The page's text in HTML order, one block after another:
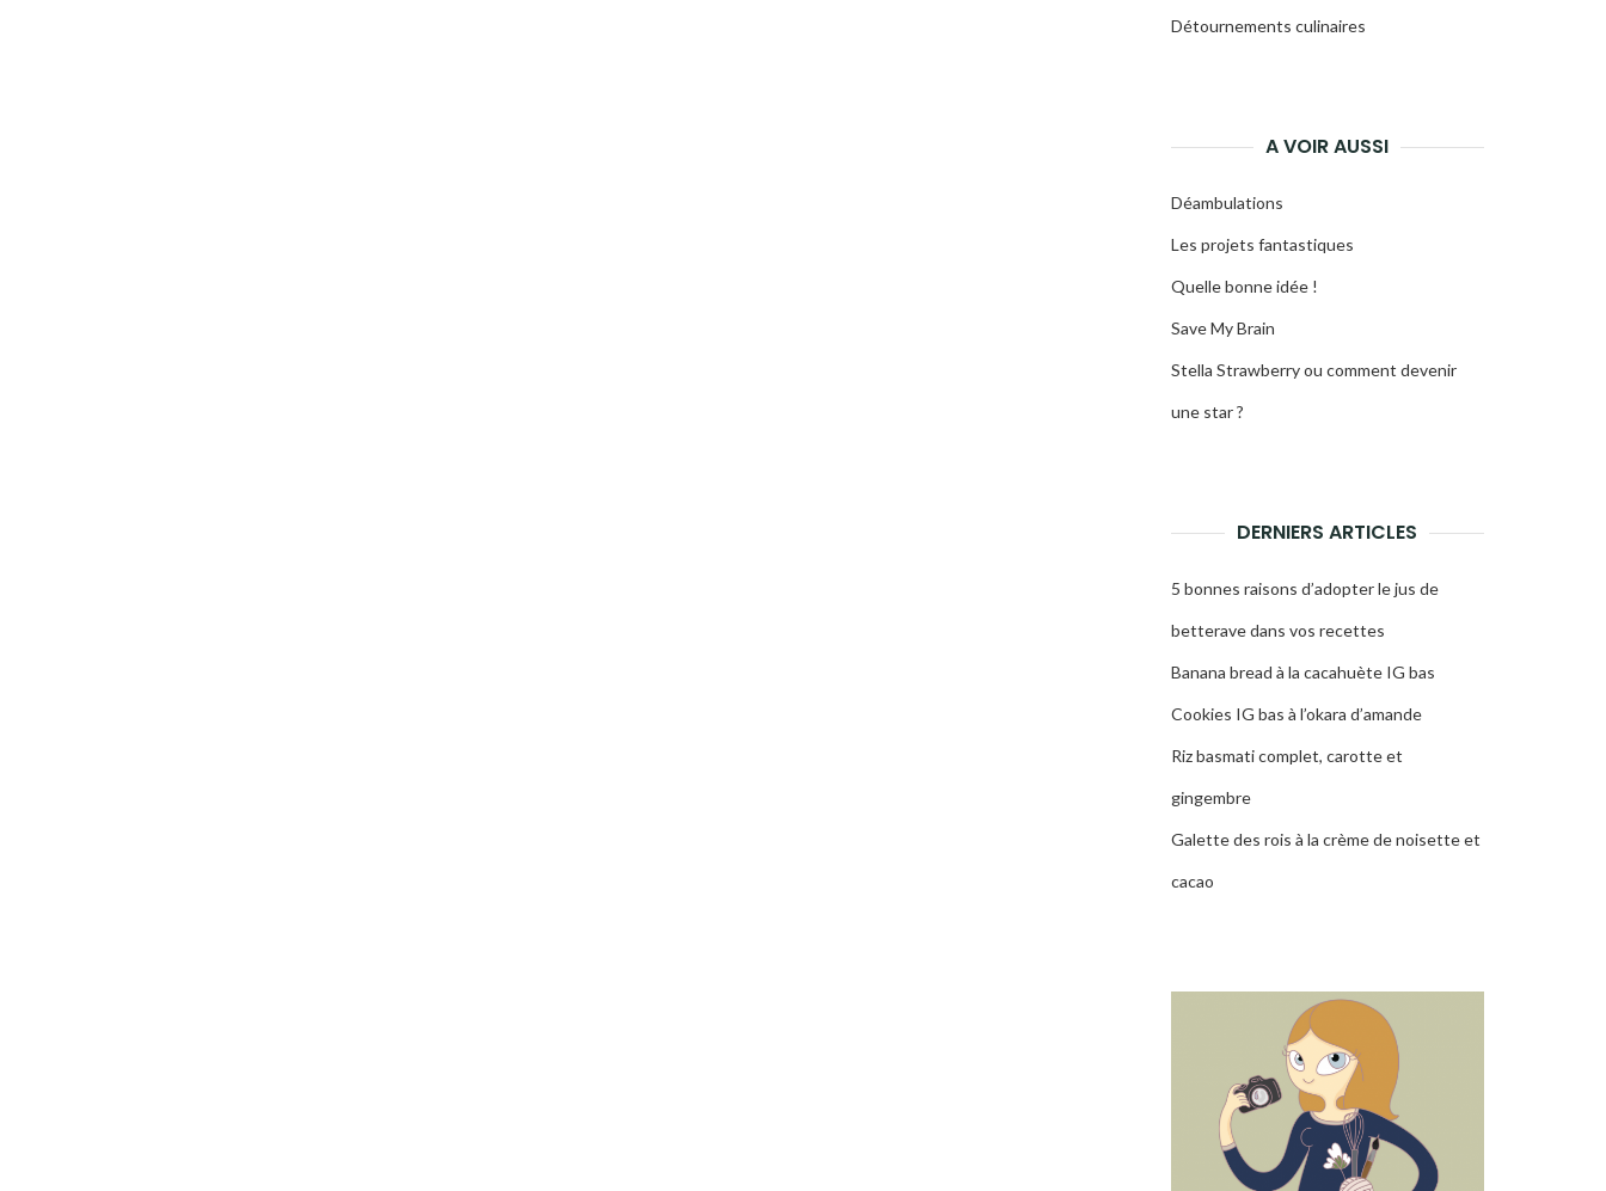
Détournements culinaires
A VOIR AUSSI
Déambulations
Les projets fantastiques
Quelle bonne idée !
Save My Brain
Stella Strawberry ou comment devenir
une star ?
DERNIERS ARTICLES
5 bonnes raisons d’adopter le jus de
betterave dans vos recettes
Banana bread à la cacahuète IG bas
Cookies IG bas à l’okara d’amande
Riz basmati complet, carotte et
gingembre
Galette des rois à la crème de noisette et
cacao